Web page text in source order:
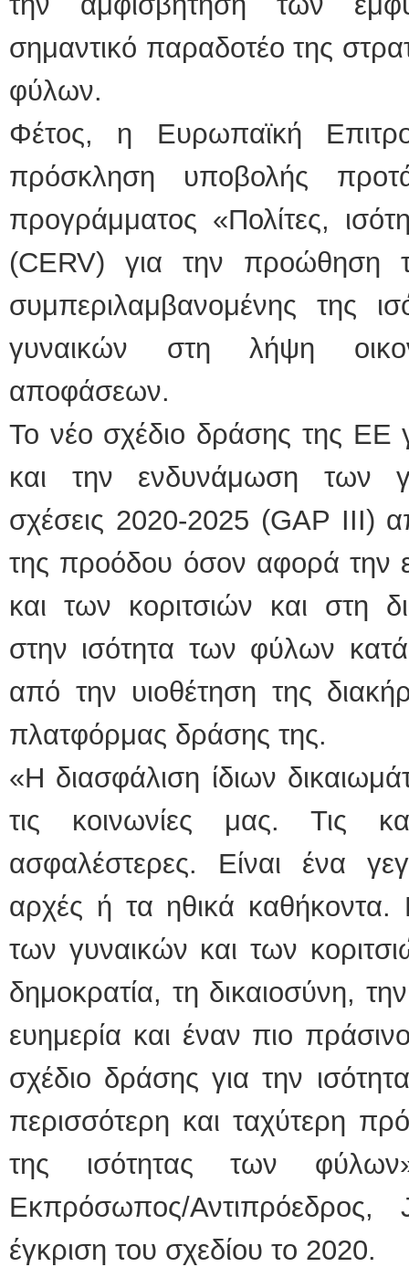
σημαντικό παραδοτέο της
φύλων.
Φέτος, η Ευρωπαϊκή
πρόσκληση υποβολής
προγράμματος «Πολίτες,
(CERV) για την προώθηση
συμπεριλαμβανομένης της
γυναικών στη λήψη
αποφάσεων.
Το νέο σχέδιο δράσης της ΕΕ
και την ενδυνάμωση των
σχέσεις 2020-2025 (GAP III)
της προόδου όσον αφορά την
και των κοριτσιών και στη
στην ισότητα των φύλων
από την υιοθέτηση της
πλατφόρμας δράσης της.
«Η διασφάλιση ίδιων
τις κοινωνίες μας. Τις
ασφαλέστερες. Είναι ένα
αρχές ή τα ηθικά
των γυναικών και των
δημοκρατία, τη δικαιοσύνη,
ευημερία και έναν πιο
σχέδιο δράσης για την
περισσότερη και ταχύτερη
της ισότητας των
Εκπρόσωπος/
έγκριση του σχεδίου το 2020.